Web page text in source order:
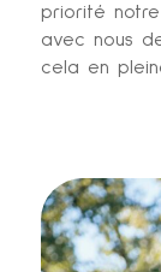
priorité notre
avec nous
cela en